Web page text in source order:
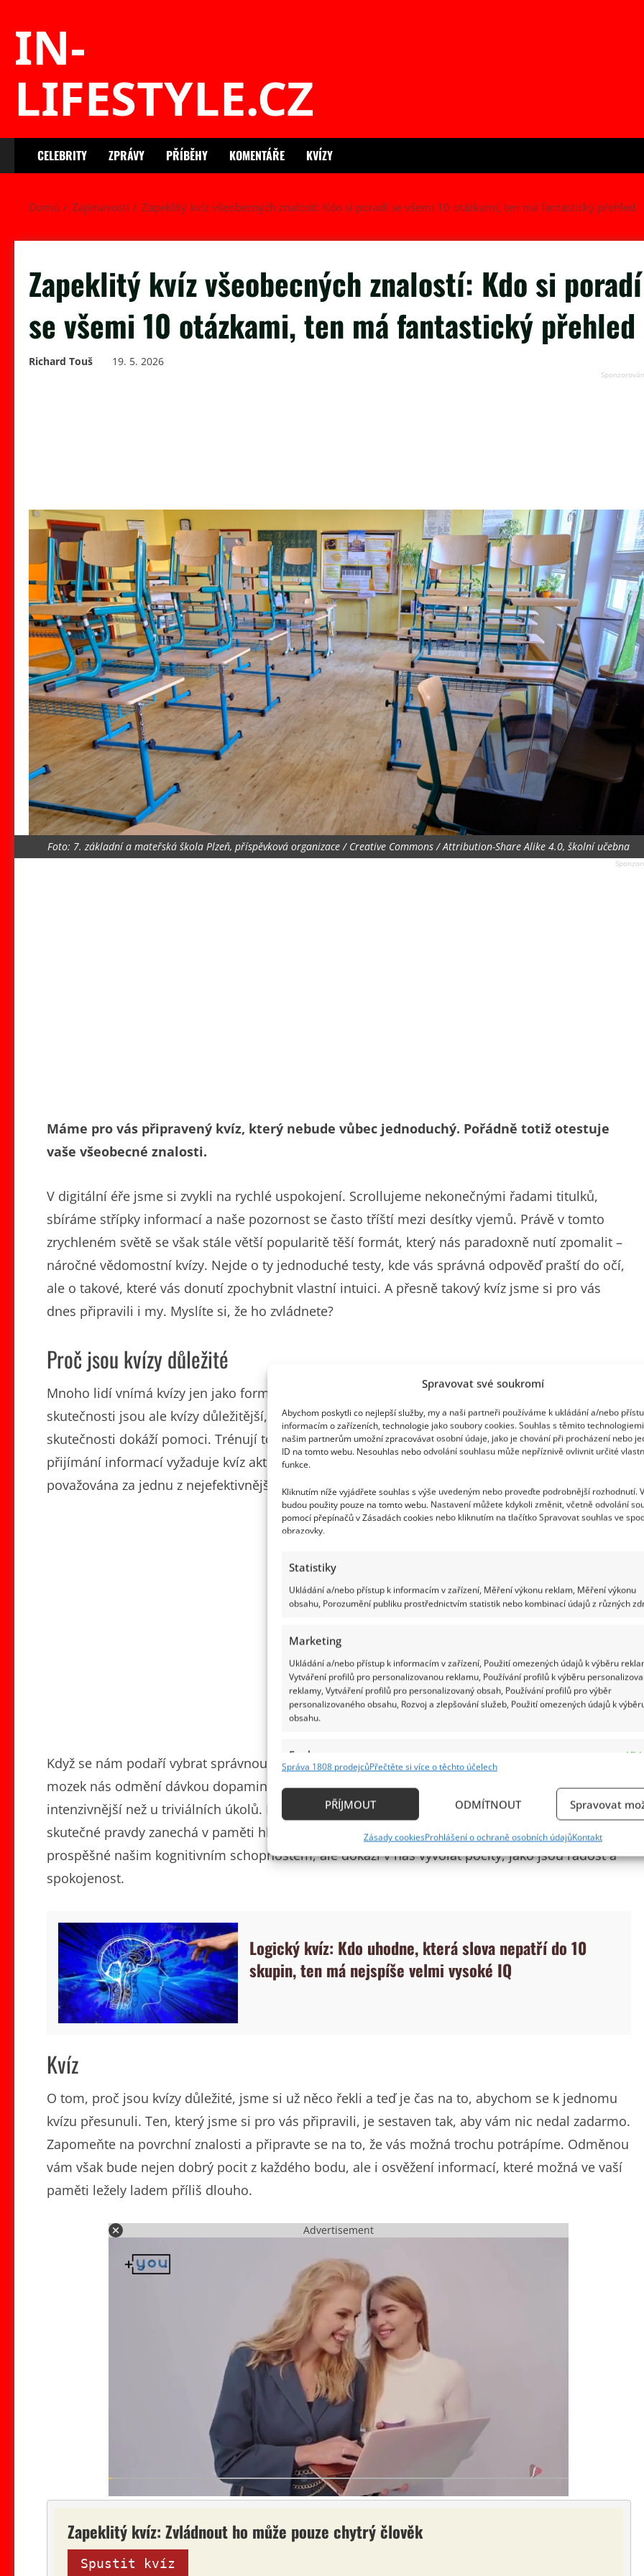
Spravovat své soukromí
Abychom poskytli co nejlepší služby, my a naši partneři používáme k ukládání a/nebo
informacím o zařízeních, technologie jako soubory cookies. Souhlas s těmito
našim partnerům umožní zpracovávat osobní údaje, jako je chování při procházení nebo
ID na tomto webu. Nesouhlas nebo odvolání souhlasu může nepříznivě ovlivnit určité
funkce.
Kliknutím níže vyjádřete souhlas s výše uvedeným nebo proveďte podrobnější rozhodnutí.
budou použity pouze na tomto webu. Nastavení můžete kdykoli změnit, včetně odvolání
pomocí přepínačů v Zásadách cookies nebo kliknutím na tlačítko Spravovat souhlas ve
obrazovky.
Statistiky
Ukládání a/nebo přístup k informacím v zařízení, Měření výkonu reklam, Měření výkonu
obsahu, Porozumění publiku prostřednictvím statistik nebo kombinací údajů z různých
Marketing
Ukládání a/nebo přístup k informacím v zařízení, Použití omezených údajů k výběru
Vytváření profilů pro personalizovanou reklamu, Používání profilů k výběru
reklamy, Vytváření profilů pro personalizovaný obsah, Používání profilů pro výběr
personalizovaného obsahu, Rozvoj a zlepšování služeb, Použití omezených údajů k
obsahu.
Funkce
Identifikace zařízení na základě automaticky přenášených informací.
základě aktivně požadovaných informací.
Správa 1808 prodejcůPřečtěte si více o těchto účelech
PŘÍJMOUT ODMÍTNOUT Spravovat
Zásady cookiesProhlášení o ochraně osobních údajůKontakt
IN-
LIFESTYLE.CZ
CELEBRITY ZPRÁVY PŘÍBĚHY KOMENTÁŘE KVÍZY
Domů Zajímavosti Zapeklitý kvíz všeobecných znalostí: Kdo si poradí se všemi 10 otázkami, ten má fantastický přehled
Zapeklitý kvíz všeobecných znalostí: Kdo si poradí
se všemi 10 otázkami, ten má fantastický přehled
Richard Touš 19. 5. 2026
Foto: 7. základní a mateřská škola Plzeň, příspěvková organizace / Creative Commons / Attribution-Share Alike 4.0, školní učebna
Máme pro vás připravený kvíz, který nebude vůbec jednoduchý. Pořádně totiž otestuje
vaše všeobecné znalosti.
V digitální éře jsme si zvykli na rychlé uspokojení. Scrollujeme nekonečnými řadami titulků,
sbíráme střípky informací a naše pozornost se často tříští mezi desítky vjemů. Právě v tomto
zrychleném světě se však stále větší popularitě těší formát, který nás paradoxně nutí zpomalit –
náročné vědomostní kvízy. Nejde o ty jednoduché testy, kde vás správná odpověď praští do očí,
ale o takové, které vás donutí zpochybnit vlastní intuici. A přesně takový kvíz jsme si pro vás
dnes připravili i my. Myslíte si, že ho zvládnete?
Proč jsou kvízy důležité
Mnoho lidí vnímá kvízy jen jako formu zábavy a nepřikládá jim žádný hlubší význam. Ve
skutečnosti jsou ale kvízy důležitější, než si mnozí myslí. Proč, ptáte se? Protože nám ve
skutečnosti dokáží pomoci. Trénují totiž naše kognitivní schopnosti. Na rozdíl od pasivního
přijímání informací vyžaduje kvíz aktivní vyvolávání informací z paměti. Tato technika je
považována za jednu z nejefektivnějších metod dlouhodobého učení. To ale není všechno.
Když se nám podaří vybrat správnou odpověď u otázky, nad kterou jsme dlouho váhali, náš
mozek nás odmění dávkou dopaminu. Tento pocit vítězství nad vlastní pochybností je mnohem
intenzivnější než u triviálních úkolů. Navíc, i když odpovíme špatně, proces nápravy a zjištění
skutečné pravdy zanechá v paměti hlubší stopu než prosté přečtení textu. Nejenže jsou kvízy
prospěšné našim kognitivním schopnostem, ale dokáží v nás vyvolat pocity, jako jsou radost a
spokojenost.
Logický kvíz: Kdo uhodne, která slova nepatří do 10
skupin, ten má nejspíše velmi vysoké IQ
Kvíz
O tom, proč jsou kvízy důležité, jsme si už něco řekli a teď je čas na to, abychom se k jednomu
kvízu přesunuli. Ten, který jsme si pro vás připravili, je sestaven tak, aby vám nic nedal zadarmo.
Zapomeňte na povrchní znalosti a připravte se na to, že vás možná trochu potrápíme. Odměnou
vám však bude nejen dobrý pocit z každého bodu, ale i osvěžení informací, které možná ve vaší
paměti ležely ladem příliš dlouho.
Advertisement
Zapeklitý kvíz: Zvládnout ho může pouze chytrý člověk
Spustit kvíz